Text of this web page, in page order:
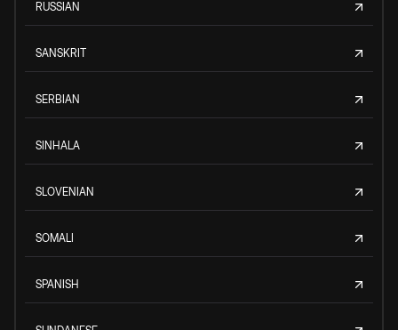
RUSSIAN
SANSKRIT
SERBIAN
SINHALA
SLOVENIAN
SOMALI
SPANISH